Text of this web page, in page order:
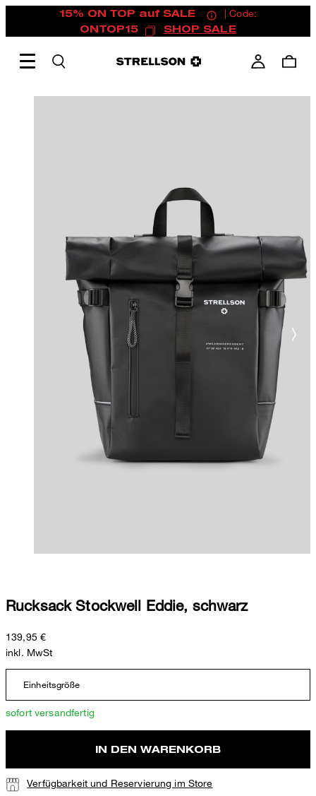
15% ON TOP auf SALE
| Code:
ONTOP15
SHOP SALE
Rucksack Stockwell Eddie, schwarz
139,95 €
inkl. MwSt
Einheitsgröße
sofort versandfertig
IN DEN WARENKORB
Verfügbarkeit und Reservierung im Store